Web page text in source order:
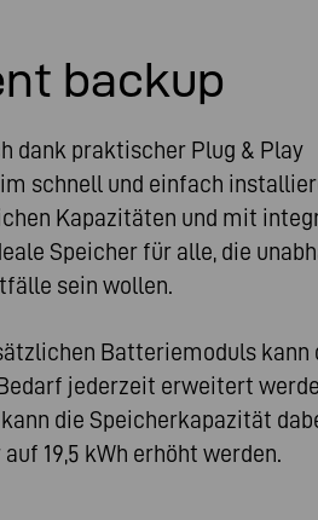
backup
dank praktischer Plug & Play
schnell und einfach
Kapazitäten und mit
Speicher für alle, die
sein wollen.
Batteriemoduls kann
jederzeit erweitert
die Speicherkapazität
19,5 kWh erhöht werden.